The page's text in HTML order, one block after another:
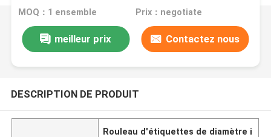
d'une technologie de haute précision pour
améliorer l'étiquetage et la vitesse
MOQ：1 ensemble Prix：negotiate
meilleur prix Contactez nous
DESCRIPTION DE PRODUIT
Rouleau d'étiquettes de diamètre i